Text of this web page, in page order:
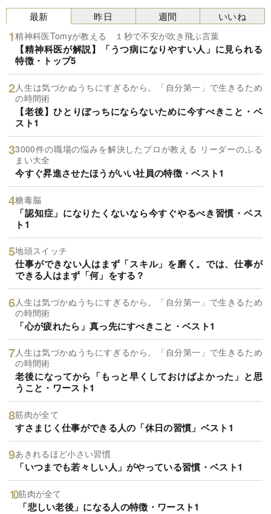
最新
精神科医Tomyが教える １秒で不安が吹き飛ぶ言葉
【精神科医が解説】「うつ病になりやすい人」に見られる
特徴・トップ5
人生は気づかぬうちにすぎるから。「自分第一」で生きるため
の時間術
【老後】ひとりぼっちにならないために今すべきこと・ベ
スト1
3000件の職場の悩みを解決したプロが教える リーダーのふる
まい大全
今すぐ昇進させたほうがいい社員の特徴・ベスト1
糖毒脳
「認知症」になりたくないなら今すぐやるべき習慣・ベス
ト1
地頭スイッチ
仕事ができない人はまず「スキル」を磨く。では、仕事が
できる人はまず「何」をする？
人生は気づかぬうちにすぎるから。「自分第一」で生きるため
の時間術
「心が疲れたら」真っ先にすべきこと・ベスト1
人生は気づかぬうちにすぎるから。「自分第一」で生きるため
の時間術
老後になってから「もっと早くしておけばよかった」と思
うこと・ワースト1
筋肉が全て
すさまじく仕事ができる人の「休日の習慣」ベスト1
あきれるほど小さい習慣
「いつまでも若々しい人」がやっている習慣・ベスト1
筋肉が全て
「悲しい老後」になる人の特徴・ワースト1
昨日 週間 いいね